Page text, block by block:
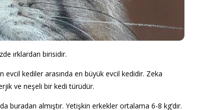
ırklardan birisidir.
evcil kediler arasında en büyük evcil kedidir. Zeka
ve neşeli bir kedi türüdür.
buradan almıştır. Yetişkin erkekler ortalama 6-8 kg’dır.